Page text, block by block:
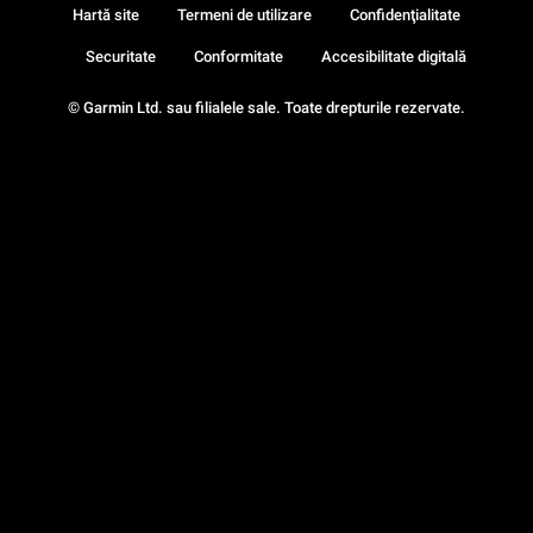
© Garmin Ltd. sau filialele sale. Toate drepturile rezervate.
Hartă site Termeni de utilizare Confidenţialitate
Securitate Conformitate Accesibilitate digitală